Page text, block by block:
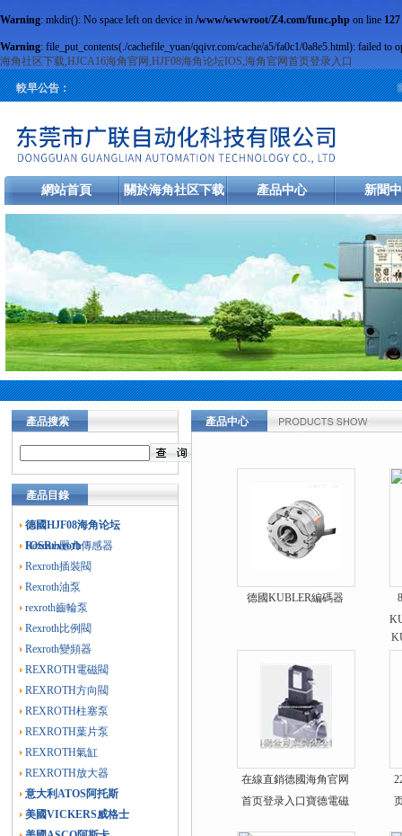
Warning: mkdir(): No space left on device in /www/wwwroot/Z4.com/func.php on line 127
Warning: file_put_contents(./cachefile_yuan/qqivr.com/cache/a5/fa0c1/0a8e5.html): failed
海角社区下载,HJCA16海角官网,HJF08海角论坛IOS,海角官网首页登录入口
較早公告： 旋
網站首頁 關於海角社区下载 產品中心 新聞
產品搜索
產品目錄
德國HJF08海角论坛
IOSRexroth
Rexroth壓力傳感器
Rexroth插裝閥
Rexroth油泵
rexroth齒輪泵
Rexroth比例閥
Rexroth變頻器
REXROTH電磁閥
REXROTH方向閥
REXROTH柱塞泵
REXROTH葉片泵
REXROTH氣缸
REXROTH放大器
意大利ATOS阿托斯
美國VICKERS威格士
產品中心
德國KUBLER編碼器
在線直銷德國海角官网
首页登录入口寶德電磁